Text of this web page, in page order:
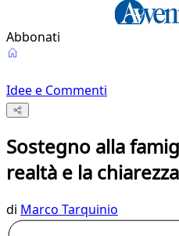
Abbonati
Idee e Commenti
Sostegno alla
realtà e la
di Marco Tarquinio